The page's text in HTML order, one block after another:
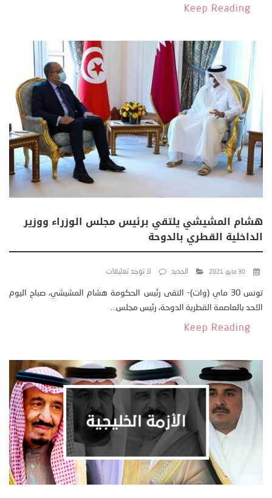
Keep Reading
هشام المشيشي يلتقي برئيس مجلس الوزراء ووزير
الداخلية القطري بالدوحة
30 مايو، 2021 الجديد لا توجد تعليقات
تونس 30 ماي (وات)- التقى رئيس الحكومة هشام المشيشي، صباح اليوم
الاحد بالعاصمة القطرية الدوحة، رئيس مجلس...
Keep Reading